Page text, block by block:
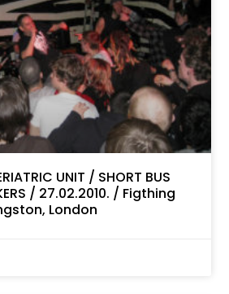
UNIT / SHORT BUS
/ 27.02.2010. / Figthing
London